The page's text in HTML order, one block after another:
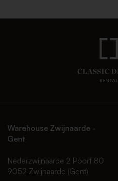
Warehouse Zwijnaarde -
Gent
Nederzwijnaarde 2 Poort 80
9052 Zwijnaarde (Gent)